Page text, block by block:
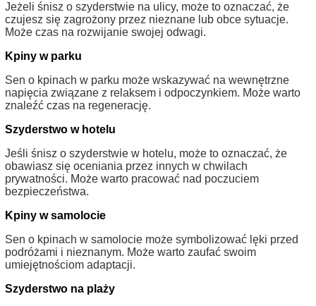
Jeżeli śnisz o szyderstwie na ulicy, może to oznaczać, że
czujesz się zagrożony przez nieznane lub obce sytuacje.
Może czas na rozwijanie swojej odwagi.
Kpiny w parku
Sen o kpinach w parku może wskazywać na wewnętrzne
napięcia związane z relaksem i odpoczynkiem. Może warto
znaleźć czas na regenerację.
Szyderstwo w hotelu
Jeśli śnisz o szyderstwie w hotelu, może to oznaczać, że
obawiasz się oceniania przez innych w chwilach
prywatności. Może warto pracować nad poczuciem
bezpieczeństwa.
Kpiny w samolocie
Sen o kpinach w samolocie może symbolizować lęki przed
podróżami i nieznanym. Może warto zaufać swoim
umiejętnościom adaptacji.
Szyderstwo na plaży